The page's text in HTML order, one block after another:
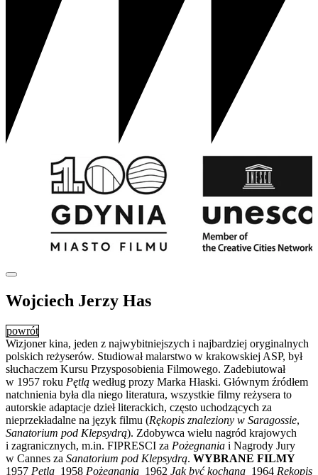
Wojciech Jerzy Has
powrót
Wizjoner kina, jeden z najwybitniejszych i najbardziej oryginalnych
polskich reżyserów. Studiował malarstwo w krakowskiej ASP, był
słuchaczem Kursu Przysposobienia Filmowego. Zadebiutował
w 1957 roku Pętlą według prozy Marka Hłaski. Głównym źródłem
natchnienia była dla niego literatura, wszystkie filmy reżysera to
autorskie adaptacje dzieł literackich, często uchodzących za
nieprzekładalne na język filmu (Rękopis znaleziony w Saragossie,
Sanatorium pod Klepsydrą). Zdobywca wielu nagród krajowych
i zagranicznych, m.in. FIPRESCI za Pożegnania i Nagrody Jury
w Cannes za Sanatorium pod Klepsydrą. WYBRANE FILMY
1957 Pętla 1958 Pożegnania 1962 Jak być kochaną 1964 Rękopis